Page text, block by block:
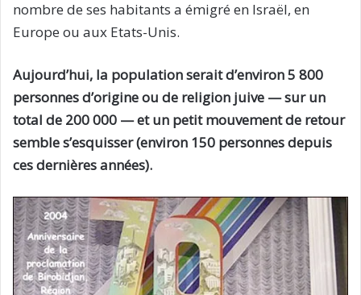
nombre de ses habitants a émigré en Israël, en
Europe ou aux Etats-Unis.
Aujourd’hui, la population serait d’environ 5 800
personnes d’origine ou de religion juive — sur un
total de 200 000 — et un petit mouvement de retour
semble s’esquisser (environ 150 personnes depuis
ces dernières années).